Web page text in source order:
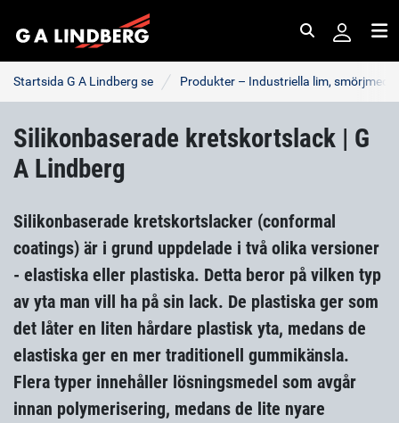
Startsida G A Lindberg se Produkter – Industriella lim,
Silikonbaserade kretskortslack | G
A Lindberg
Silikonbaserade kretskortslacker (conformal
coatings) är i grund uppdelade i två olika versioner
- elastiska eller plastiska. Detta beror på vilken typ
av yta man vill ha på sin lack. De plastiska ger som
det låter en liten hårdare plastisk yta, medans de
elastiska ger en mer traditionell gummikänsla.
Flera typer innehåller lösningsmedel som avgår
innan polymerisering, medans de lite nyare